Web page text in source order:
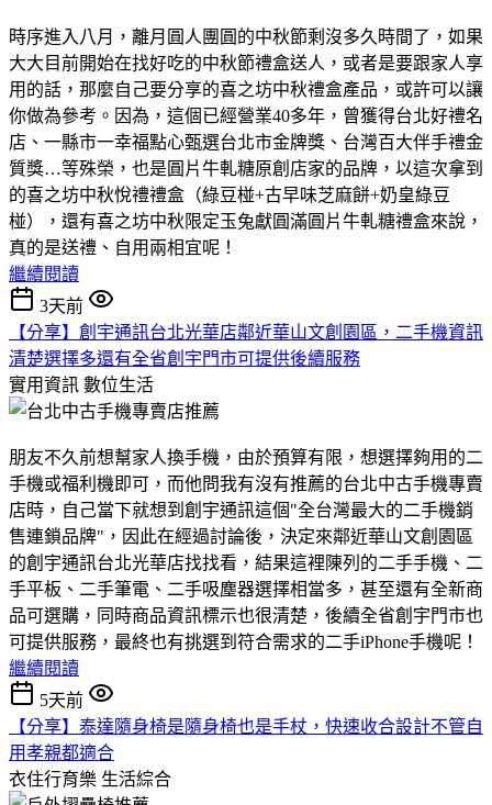
時序進入八月，離月圓人團圓的中秋節剩沒多久時間了，如果
大大目前開始在找好吃的中秋節禮盒送人，或者是要跟家人享
用的話，那麼自己要分享的喜之坊中秋禮盒產品，或許可以讓
你做為參考。因為，這個已經營業40多年，曾獲得台北好禮名
店、一縣市一幸福點心甄選台北市金牌獎、台灣百大伴手禮金
質獎…等殊榮，也是圓片牛軋糖原創店家的品牌，以這次拿到
的喜之坊中秋悅禮禮盒（綠豆椪+古早味芝麻餅+奶皇綠豆
椪），還有喜之坊中秋限定玉兔獻圓滿圓片牛軋糖禮盒來說，
真的是送禮、自用兩相宜呢！
繼續閱讀
3天前
【分享】創宇通訊台北光華店鄰近華山文創園區，二手機資訊
清楚選擇多還有全省創宇門市可提供後續服務
實用資訊 數位生活
朋友不久前想幫家人換手機，由於預算有限，想選擇夠用的二
手機或福利機即可，而他問我有沒有推薦的台北中古手機專賣
店時，自己當下就想到創宇通訊這個"全台灣最大的二手機銷
售連鎖品牌"，因此在經過討論後，決定來鄰近華山文創園區
的創宇通訊台北光華店找找看，結果這裡陳列的二手手機、二
手平板、二手筆電、二手吸塵器選擇相當多，甚至還有全新商
品可選購，同時商品資訊標示也很清楚，後續全省創宇門市也
可提供服務，最終也有挑選到符合需求的二手iPhone手機呢！
繼續閱讀
5天前
【分享】泰達隨身椅是隨身椅也是手杖，快速收合設計不管自
用孝親都適合
衣住行育樂 生活綜合